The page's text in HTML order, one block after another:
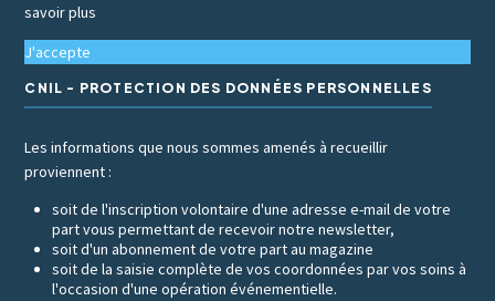
savoir plus
J'accepte
CNIL - PROTECTION DES DONNÉES PERSONNELLES
Les informations que nous sommes amenés à recueillir
proviennent :
soit de l'inscription volontaire d'une adresse e-mail de votre
part vous permettant de recevoir notre newsletter,
soit d'un abonnement de votre part au magazine
soit de la saisie complète de vos coordonnées par vos soins à
l'occasion d'une opération événementielle.